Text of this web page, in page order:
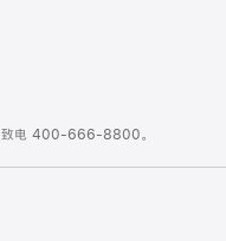
致电 400-666-8800。